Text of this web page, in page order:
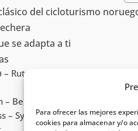
Para ofrecer las mejores
cookies para almacenar y/o
del cicloturismo
se adapta a ti
Ruten
– Beitostølen
– Syndinstøga